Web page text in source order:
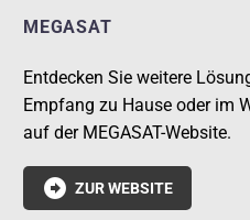
MEGASAT
Entdecken Sie weitere
Empfang zu Hause oder im
auf der MEGASAT-Website.
 ZUR WEBSITE